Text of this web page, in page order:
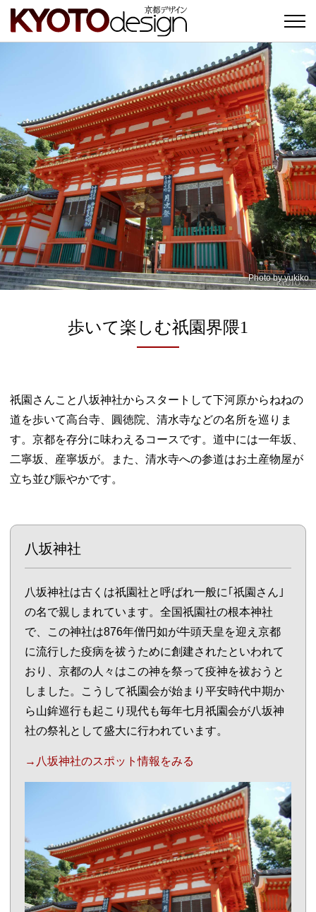
Photo byyukiko
歩いて楽しむ祇園界隈1
祇園さんこと八坂神社からスタートして下河原からねねの
道を歩いて高台寺、圓徳院、清水寺などの名所を巡りま
す。京都を存分に味わえるコースです。道中には一年坂、
二寧坂、産寧坂が。また、清水寺への参道はお土産物屋が
立ち並び賑やかです。
八坂神社
八坂神社は古くは祇園社と呼ばれ一般に｢祇園さん｣
の名で親しまれています。全国祇園社の根本神社
で、この神社は876年僧円如が牛頭天皇を迎え京都
に流行した疫病を祓うために創建されたといわれて
おり、京都の人々はこの神を祭って疫神を祓おうと
しました。こうして祇園会が始まり平安時代中期か
ら山鉾巡行も起こり現代も毎年七月祇園会が八坂神
社の祭礼として盛大に行われています。
→八坂神社のスポット情報をみる